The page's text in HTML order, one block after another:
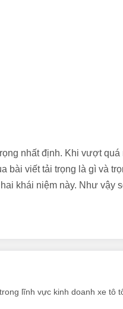
nhất định. Khi vượt quá
bài viết tải trọng là gì và
khái niệm này. Như vậy
lĩnh vực kinh doanh xe tô